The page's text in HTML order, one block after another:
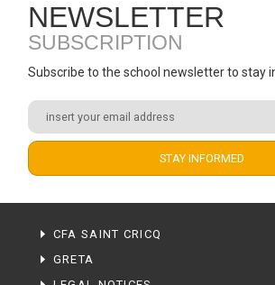
NEWSLETTER
SUBSCRIPTION
Subscribe to the school newsletter to stay
CFA SAINT CRICQ
GRETA